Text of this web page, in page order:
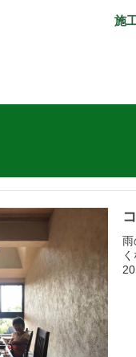
施